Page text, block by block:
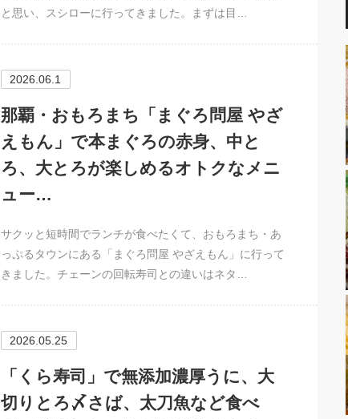
と思い、スシローに行ってきました。まずは目…
2026.06.1
那覇・おもろまち「まぐろ問屋 やざ
えもん」で本まぐろの赤身、中と
ろ、大とろが楽しめるオトクなメニ
ュー…
サクッと短時間でランチが食べたくて、おもろまち・あ
っぷるタウンにある「まぐろ問屋 やざえもん」に行って
きました。チェーンの回転寿司との違いはネタ…
2026.05.25
「くら寿司」で無添加濃厚うに、大
切りとろ〆さば、太刀魚など食べ